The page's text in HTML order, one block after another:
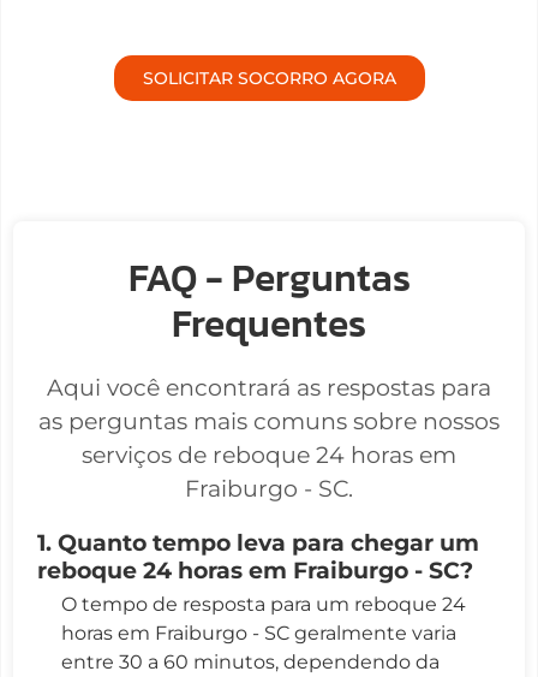
SOLICITAR SOCORRO AGORA
FAQ - Perguntas
Frequentes
Aqui você encontrará as respostas para
as perguntas mais comuns sobre nossos
serviços de reboque 24 horas em
Fraiburgo - SC.
1. Quanto tempo leva para chegar um
reboque 24 horas em Fraiburgo - SC?
O tempo de resposta para um reboque 24
horas em Fraiburgo - SC geralmente varia
entre 30 a 60 minutos, dependendo da